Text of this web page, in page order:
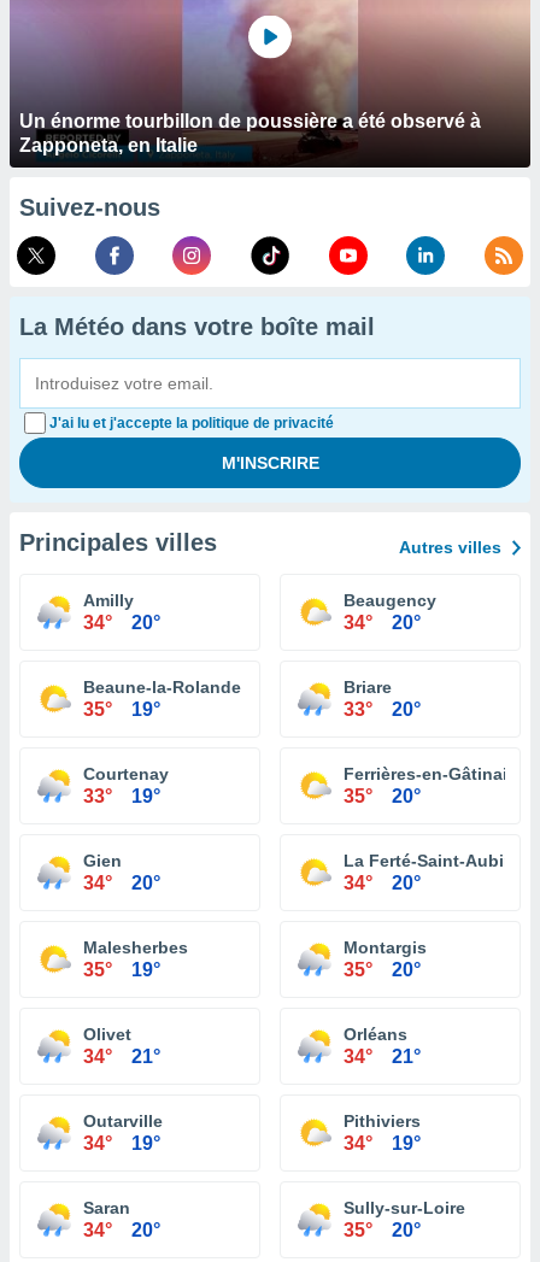
Un énorme tourbillon de poussière a été observé à
Zapponeta, en Italie
Suivez-nous
La Météo dans votre boîte mail
J'ai lu et j'accepte la politique de privacité
Principales villes Autres villes
Amilly
34° 20°
Beaugency
34° 20°
Beaune-la-Rolande
35° 19°
Briare
33° 20°
Courtenay
33° 19°
Ferrières-en-Gâtinais
35° 20°
Gien
34° 20°
La Ferté-Saint-Aubin
34° 20°
Malesherbes
35° 19°
Montargis
35° 20°
Olivet
34° 21°
Orléans
34° 21°
Outarville
34° 19°
Pithiviers
34° 19°
Saran
34° 20°
Sully-sur-Loire
35° 20°